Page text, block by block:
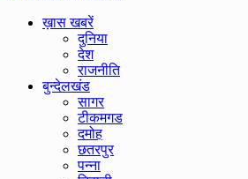
ख़ास खबरें
दुनिया
देश
राजनीति
बुन्देलखंड
सागर
टीकमगड
दमोह
छतरपुर
पन्ना